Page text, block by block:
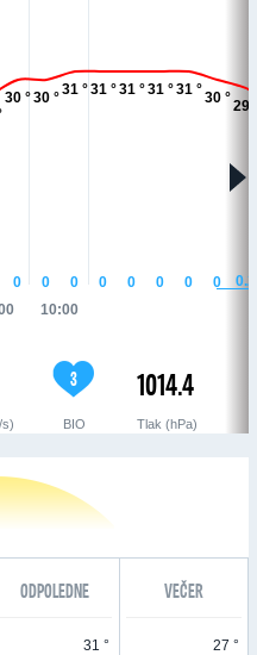
30 °30 °31 °31 °31 °31 °31 °30 °29
10:00
0 0 0 0 0 0 0 0 0.2
s)
3
BIO
1014.4
Tlak (hPa)
ODPOLEDNE VEČER
31 ° 27 °